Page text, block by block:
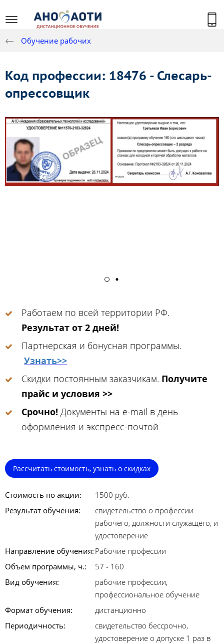
Обучение рабочих
Код профессии: 18476 - Слесарь-
опрессовщик
Работаем по всей территории РФ.
Результат от 2 дней!
Партнерская и бонусная программы.
Узнать>>
Скидки постоянным заказчикам. Получите
прайс и условия >>
Срочно! Документы на e-mail в день
оформления и экспресс-почтой
Рассчитать стоимость, узнать о скидках
Стоимость по акции:
1500 руб.
Результат обучения:
свидетельство о профессии
рабочего, должности служащего, и
удостоверение
Направление обучения: Рабочие профессии
Объем программы, ч.:
57 - 160
Вид обучения:
рабочие профессии,
профессиональное обучение
Формат обучения:
дистанционно
Периодичность:
свидетельство бессрочно,
удостоверение о допуске 1 раз в